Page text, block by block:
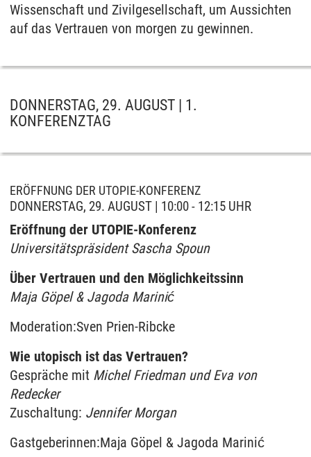
Wissenschaft und Zivilgesellschaft, um Aussichten
auf das Vertrauen von morgen zu gewinnen.
DONNERSTAG, 29. AUGUST | 1.
KONFERENZTAG
ERÖFFNUNG DER UTOPIE-KONFERENZ
DONNERSTAG, 29. AUGUST | 10:00 - 12:15 UHR
Eröffnung der UTOPIE-Konferenz
Universitätspräsident Sascha Spoun
Über Vertrauen und den Möglichkeitssinn
Maja Göpel & Jagoda Marinić
Moderation:Sven Prien-Ribcke
Wie utopisch ist das Vertrauen?
Gespräche mit Michel Friedman und Eva von
Redecker
Zuschaltung: Jennifer Morgan
Gastgeberinnen:Maja Göpel & Jagoda Marinić